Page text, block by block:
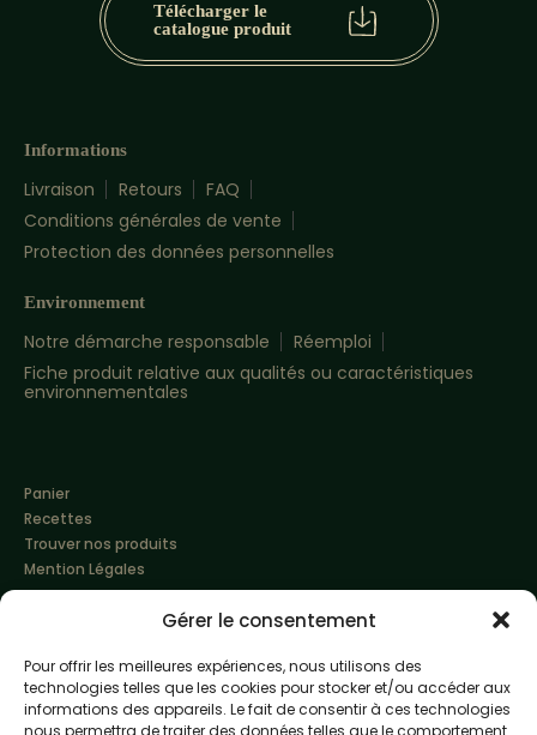
Gérer le consentement
Pour offrir les meilleures expériences, nous utilisons des
technologies telles que les cookies pour stocker et/ou accéder aux
informations des appareils. Le fait de consentir à ces technologies
nous permettra de traiter des données telles que le comportement
Informations
Livraison Retours
FAQ
Conditions générales de vente
Protection des données personnelles
Environnement
Notre démarche responsable
Réemploi
Fiche produit relative aux qualités ou caractéristiques
environnementales
Télécharger le
catalogue produit
Panier
Recettes
Trouver nos produits
Mention Légales